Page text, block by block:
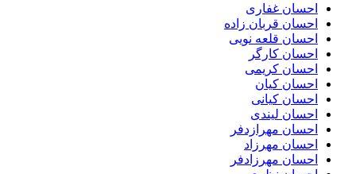
احسان غفاری
احسان قربان زاده
احسان قلعه نویی
احسان کارگر
احسان کریمی
احسان کیان
احسان کیانی
احسان لیندی
احسان مهرازدفر
احسان مهرزاد
احسان مهرزادفر